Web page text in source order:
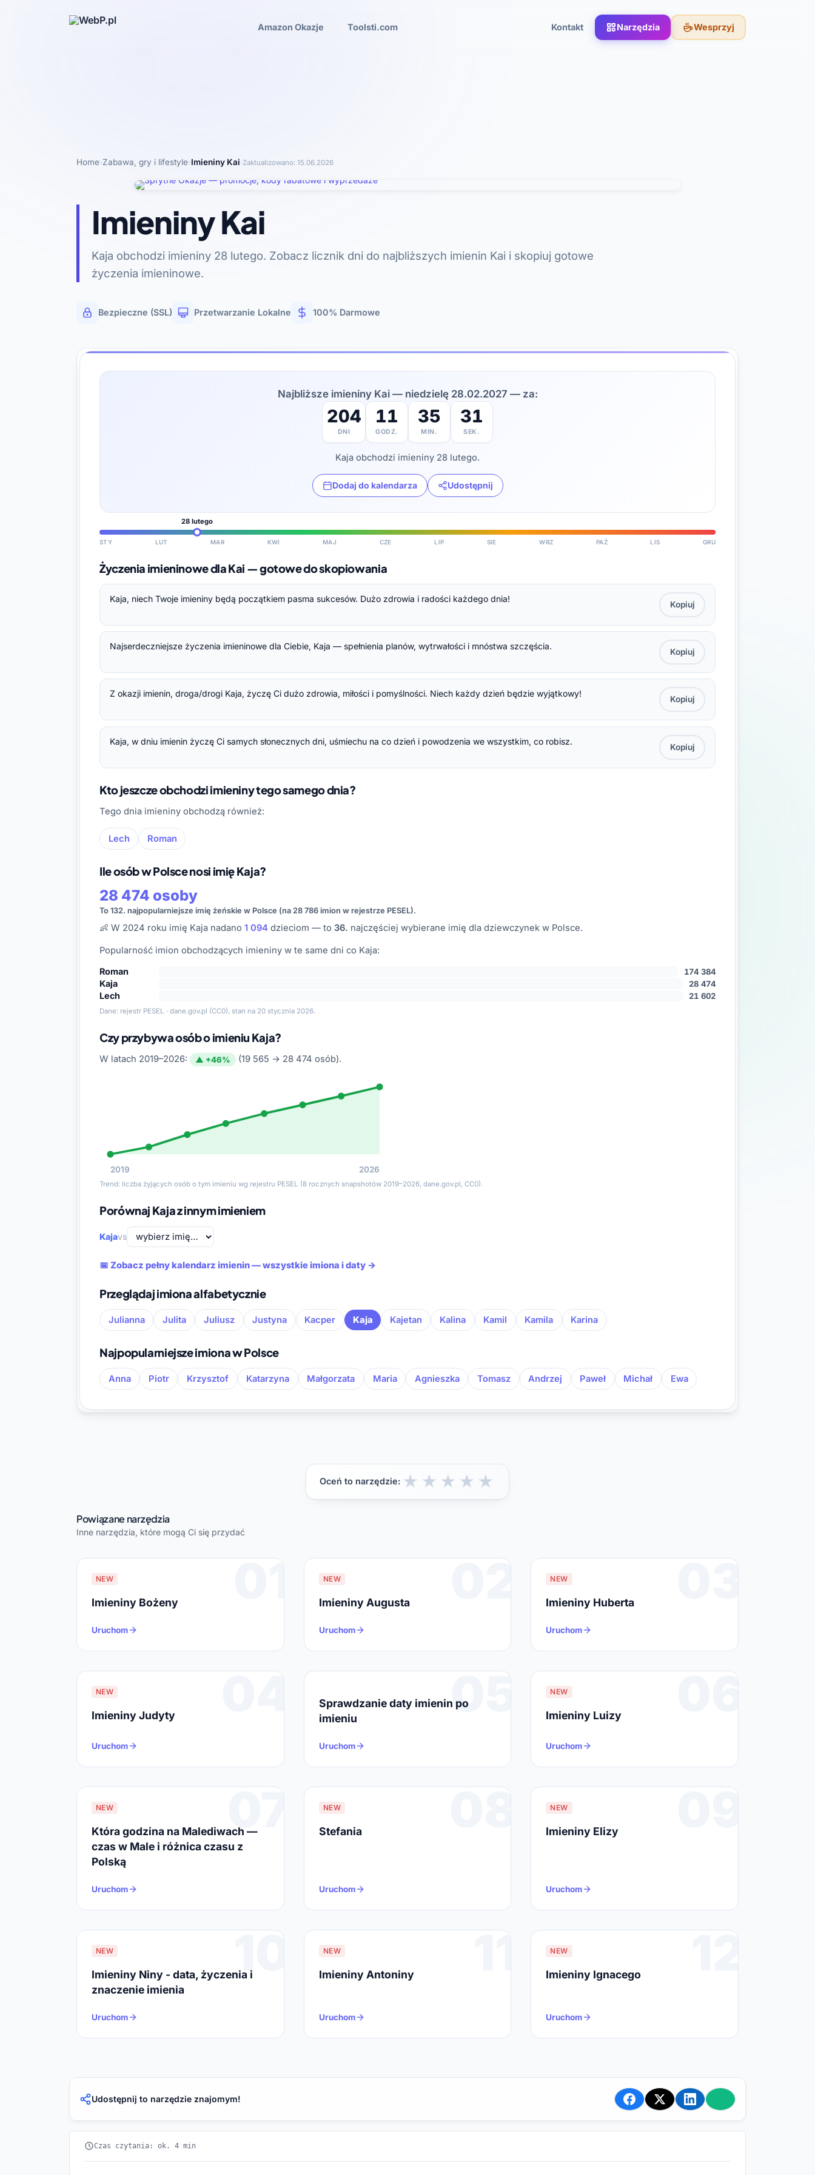
Amazon Okazje Toolsti.com Kontakt Narzędzia Wesprzyj
Home›Zabawa, gry i lifestyle›Imieniny Kai·Zaktualizowano: 15.06.2026
Imieniny Kai
Kaja obchodzi imieniny 28 lutego. Zobacz licznik dni do najbliższych imienin Kai i skopiuj gotowe
życzenia imieninowe.
Bezpieczne (SSL) Przetwarzanie Lokalne 100% Darmowe
Najbliższe imieniny Kai — niedzielę 28.02.2027 — za:
204
DNI
11
GODZ.
35
MIN.
29
SEK.
Kaja obchodzi imieniny 28 lutego.
Dodaj do kalendarza Udostępnij
28 lutego
STY LUT MAR KWI MAJ CZE LIP SIE WRZ PAŹ LIS GRU
Życzenia imieninowe dla Kai — gotowe do skopiowania
Kaja, niech Twoje imieniny będą początkiem pasma sukcesów. Dużo zdrowia i radości każdego dnia!
Kopiuj
Najserdeczniejsze życzenia imieninowe dla Ciebie, Kaja — spełnienia planów, wytrwałości i mnóstwa szczęścia.
Kopiuj
Z okazji imienin, droga/drogi Kaja, życzę Ci dużo zdrowia, miłości i pomyślności. Niech każdy dzień będzie wyjątkowy!
Kopiuj
Kaja, w dniu imienin życzę Ci samych słonecznych dni, uśmiechu na co dzień i powodzenia we wszystkim, co robisz.
Kopiuj
Kto jeszcze obchodzi imieniny tego samego dnia?
Tego dnia imieniny obchodzą również:
Lech Roman
Ile osób w Polsce nosi imię Kaja?
28 474 osoby
To 132. najpopularniejsze imię żeńskie w Polsce (na 28 786 imion w rejestrze PESEL).
👶 W 2024 roku imię Kaja nadano 1 094 dzieciom — to 36. najczęściej wybierane imię dla dziewczynek w Polsce.
Popularność imion obchodzących imieniny w te same dni co Kaja:
Roman 174 384
Kaja 28 474
Lech 21 602
Dane: rejestr PESEL · dane.gov.pl (CC0), stan na 20 stycznia 2026.
Czy przybywa osób o imieniu Kaja?
W latach 2019–2026: ▲ +46% (19 565 → 28 474 osób).
2019 2026
Trend: liczba żyjących osób o tym imieniu wg rejestru PESEL (8 rocznych snapshotów 2019–2026, dane.gov.pl, CC0).
Porównaj Kaja z innym imieniem
Kajavs
📅 Zobacz pełny kalendarz imienin — wszystkie imiona i daty →
Przeglądaj imiona alfabetycznie
Julianna Julita Juliusz Justyna Kacper Kaja Kajetan Kalina Kamil Kamila Karina
Najpopularniejsze imiona w Polsce
Anna Piotr Krzysztof Katarzyna Małgorzata Maria Agnieszka Tomasz Andrzej Paweł Michał Ewa
Oceń to narzędzie: ★
★
★
★
★
Powiązane narzędzia
Inne narzędzia, które mogą Ci się przydać
01
NEW
Imieniny Bożeny
Uruchom
02
NEW
Imieniny Augusta
Uruchom
03
NEW
Imieniny Huberta
Uruchom
04
NEW
Imieniny Judyty
Uruchom
05
Sprawdzanie daty imienin po
imieniu
Uruchom
06
NEW
Imieniny Luizy
Uruchom
07
NEW
Która godzina na Malediwach —
czas w Male i różnica czasu z
Polską
Uruchom
08
NEW
Stefania
Uruchom
09
NEW
Imieniny Elizy
Uruchom
10
NEW
Imieniny Niny - data, życzenia i
znaczenie imienia
Uruchom
11
NEW
Imieniny Antoniny
Uruchom
12
NEW
Imieniny Ignacego
Uruchom
Udostępnij to narzędzie znajomym!
Czas czytania: ok. 4 min